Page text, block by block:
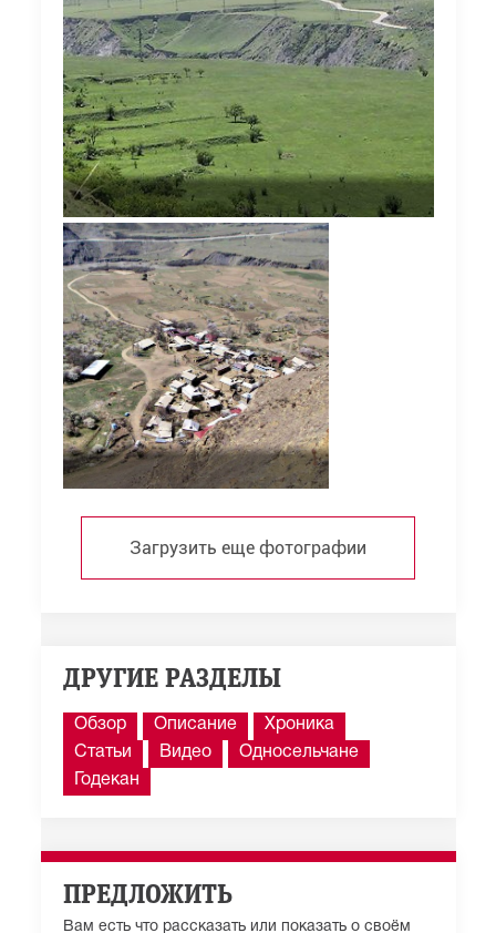
Загрузить еще фотографии
ДРУГИЕ РАЗДЕЛЫ
Обзор Описание
Хроника
Статьи
Видео
Односельчане
Годекан
ПРЕДЛОЖИТЬ
Вам есть что рассказать или показать о своём